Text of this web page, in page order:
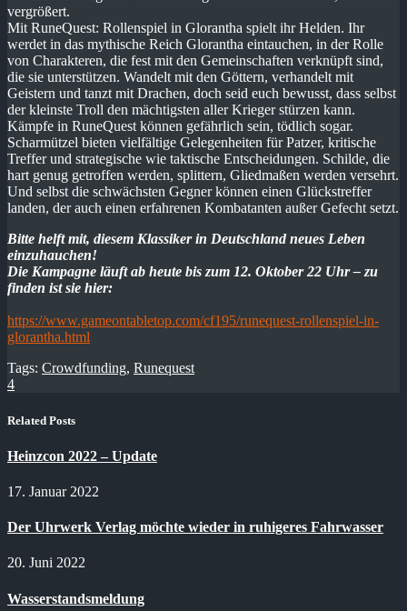
vergrößert.
Mit RuneQuest: Rollenspiel in Glorantha spielt ihr Helden. Ihr
werdet in das mythische Reich Glorantha eintauchen, in der Rolle
von Charakteren, die fest mit den Gemeinschaften verknüpft sind,
die sie unterstützen. Wandelt mit den Göttern, verhandelt mit
Geistern und tanzt mit Drachen, doch seid euch bewusst, dass selbst
der kleinste Troll den mächtigsten aller Krieger stürzen kann.
Kämpfe in RuneQuest können gefährlich sein, tödlich sogar.
Scharmützel bieten vielfältige Gelegenheiten für Patzer, kritische
Treffer und strategische wie taktische Entscheidungen. Schilde, die
hart genug getroffen werden, splittern, Gliedmaßen werden versehrt.
Und selbst die schwächsten Gegner können einen Glückstreffer
landen, der auch einen erfahrenen Kombatanten außer Gefecht setzt.
Bitte helft mit, diesem Klassiker in Deutschland neues Leben
einzuhauchen!
Die Kampagne läuft ab heute bis zum 12. Oktober 22 Uhr – zu
finden ist sie hier:
https://www.gameontabletop.com/cf195/runequest-rollenspiel-in-
glorantha.html
Tags: Crowdfunding, Runequest
4
Related Posts
Heinzcon 2022 – Update
17. Januar 2022
Der Uhrwerk Verlag möchte wieder in ruhigeres Fahrwasser
20. Juni 2022
Wasserstandsmeldung